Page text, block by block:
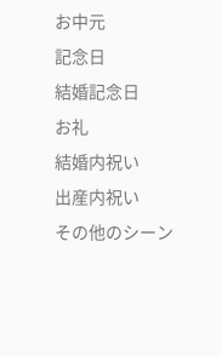
お中元
記念日
結婚記念日
お礼
結婚内祝い
出産内祝い
その他のシーン